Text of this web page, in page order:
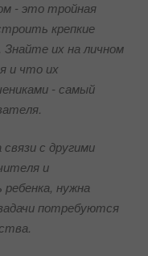
- это тройная
крепкие
их на личном
и что их
- самый
с другими
и
нужна
потребуются